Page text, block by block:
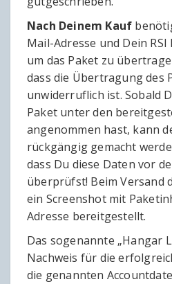
Nach Deinem Kauf
Mail-Adresse und Dein
um das Paket zu
dass die Übertragung des
unwiderruflich ist. Sobald
Paket unter den
angenommen hast, kann
rückgängig gemacht
dass Du diese Daten vor
überprüfst! Beim Versand
ein Screenshot mit
Adresse bereitgestellt.
Das sogenannte „Hangar
Nachweis für die
die genannten